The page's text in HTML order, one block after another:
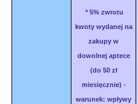
* 5% zwrotu
kwoty wydanej na
zakupy w
dowolnej aptece
(do 50 zł
miesięcznie) -
warunek: wpływy